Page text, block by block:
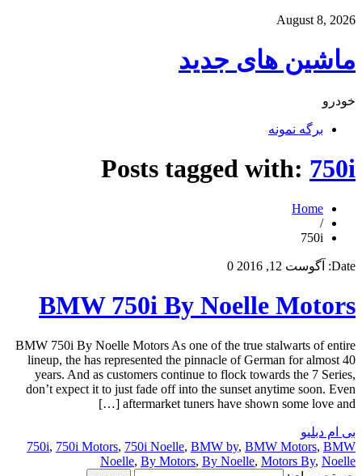
August 8, 2026
ماشین های جدید
خودرو
برگه نمونه
Posts tagged with: 750i
Home
/
750i
Date: آگوست 12, 2016 0
BMW 750i By Noelle Motors
BMW 750i By Noelle Motors As one of the true stalwarts of entire
lineup, the has represented the pinnacle of German for almost 40
years. And as customers continue to flock towards the 7 Series,
don’t expect it to just fade off into the sunset anytime soon. Even
aftermarket tuners have shown some love and […]
بی ام دبلیو
750i, 750i Motors, 750i Noelle, BMW by, BMW Motors, BMW
Noelle, By Motors, By Noelle, Motors By, Noelle